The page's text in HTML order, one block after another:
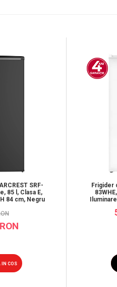
SRF-
85 l, Clasa E,
84 cm, Negru
IN COS
Frigider